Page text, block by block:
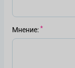
Мнение